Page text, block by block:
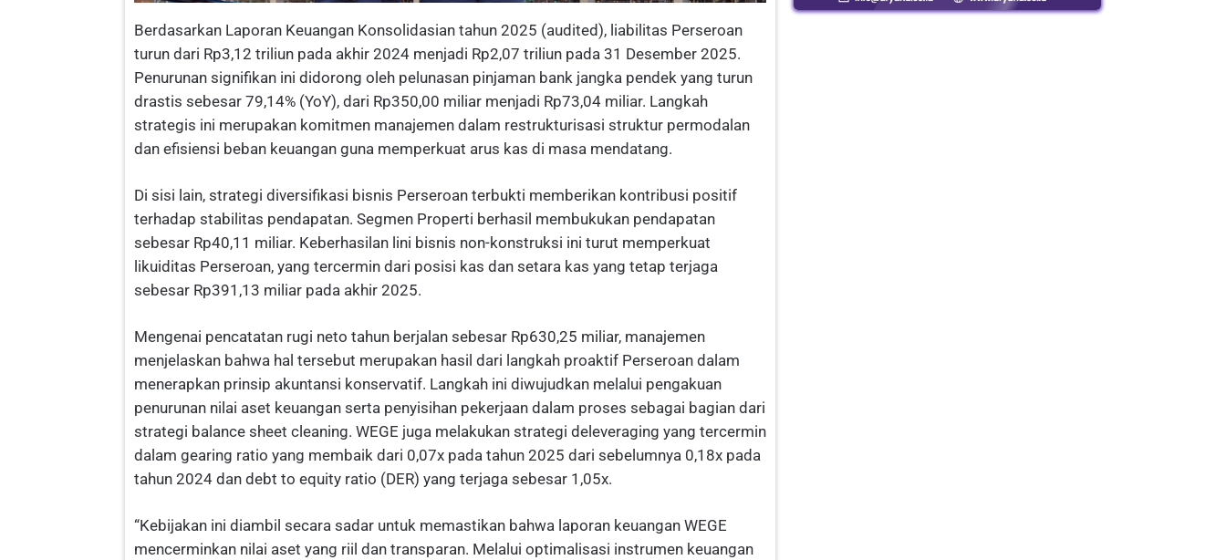
Berdasarkan Laporan Keuangan Konsolidasian tahun 2025 (audited), liabilitas Perseroan
turun dari Rp3,12 triliun pada akhir 2024 menjadi Rp2,07 triliun pada 31 Desember 2025.
Penurunan signifikan ini didorong oleh pelunasan pinjaman bank jangka pendek yang turun
drastis sebesar 79,14% (YoY), dari Rp350,00 miliar menjadi Rp73,04 miliar. Langkah
strategis ini merupakan komitmen manajemen dalam restrukturisasi struktur permodalan
dan efisiensi beban keuangan guna memperkuat arus kas di masa mendatang.
Di sisi lain, strategi diversifikasi bisnis Perseroan terbukti memberikan kontribusi positif
terhadap stabilitas pendapatan. Segmen Properti berhasil membukukan pendapatan
sebesar Rp40,11 miliar. Keberhasilan lini bisnis non-konstruksi ini turut memperkuat
likuiditas Perseroan, yang tercermin dari posisi kas dan setara kas yang tetap terjaga
sebesar Rp391,13 miliar pada akhir 2025.
Mengenai pencatatan rugi neto tahun berjalan sebesar Rp630,25 miliar, manajemen
menjelaskan bahwa hal tersebut merupakan hasil dari langkah proaktif Perseroan dalam
menerapkan prinsip akuntansi konservatif. Langkah ini diwujudkan melalui pengakuan
penurunan nilai aset keuangan serta penyisihan pekerjaan dalam proses sebagai bagian dari
strategi balance sheet cleaning. WEGE juga melakukan strategi deleveraging yang tercermin
dalam gearing ratio yang membaik dari 0,07x pada tahun 2025 dari sebelumnya 0,18x pada
tahun 2024 dan debt to equity ratio (DER) yang terjaga sebesar 1,05x.
“Kebijakan ini diambil secara sadar untuk memastikan bahwa laporan keuangan WEGE
mencerminkan nilai aset yang riil dan transparan. Melalui optimalisasi instrumen keuangan